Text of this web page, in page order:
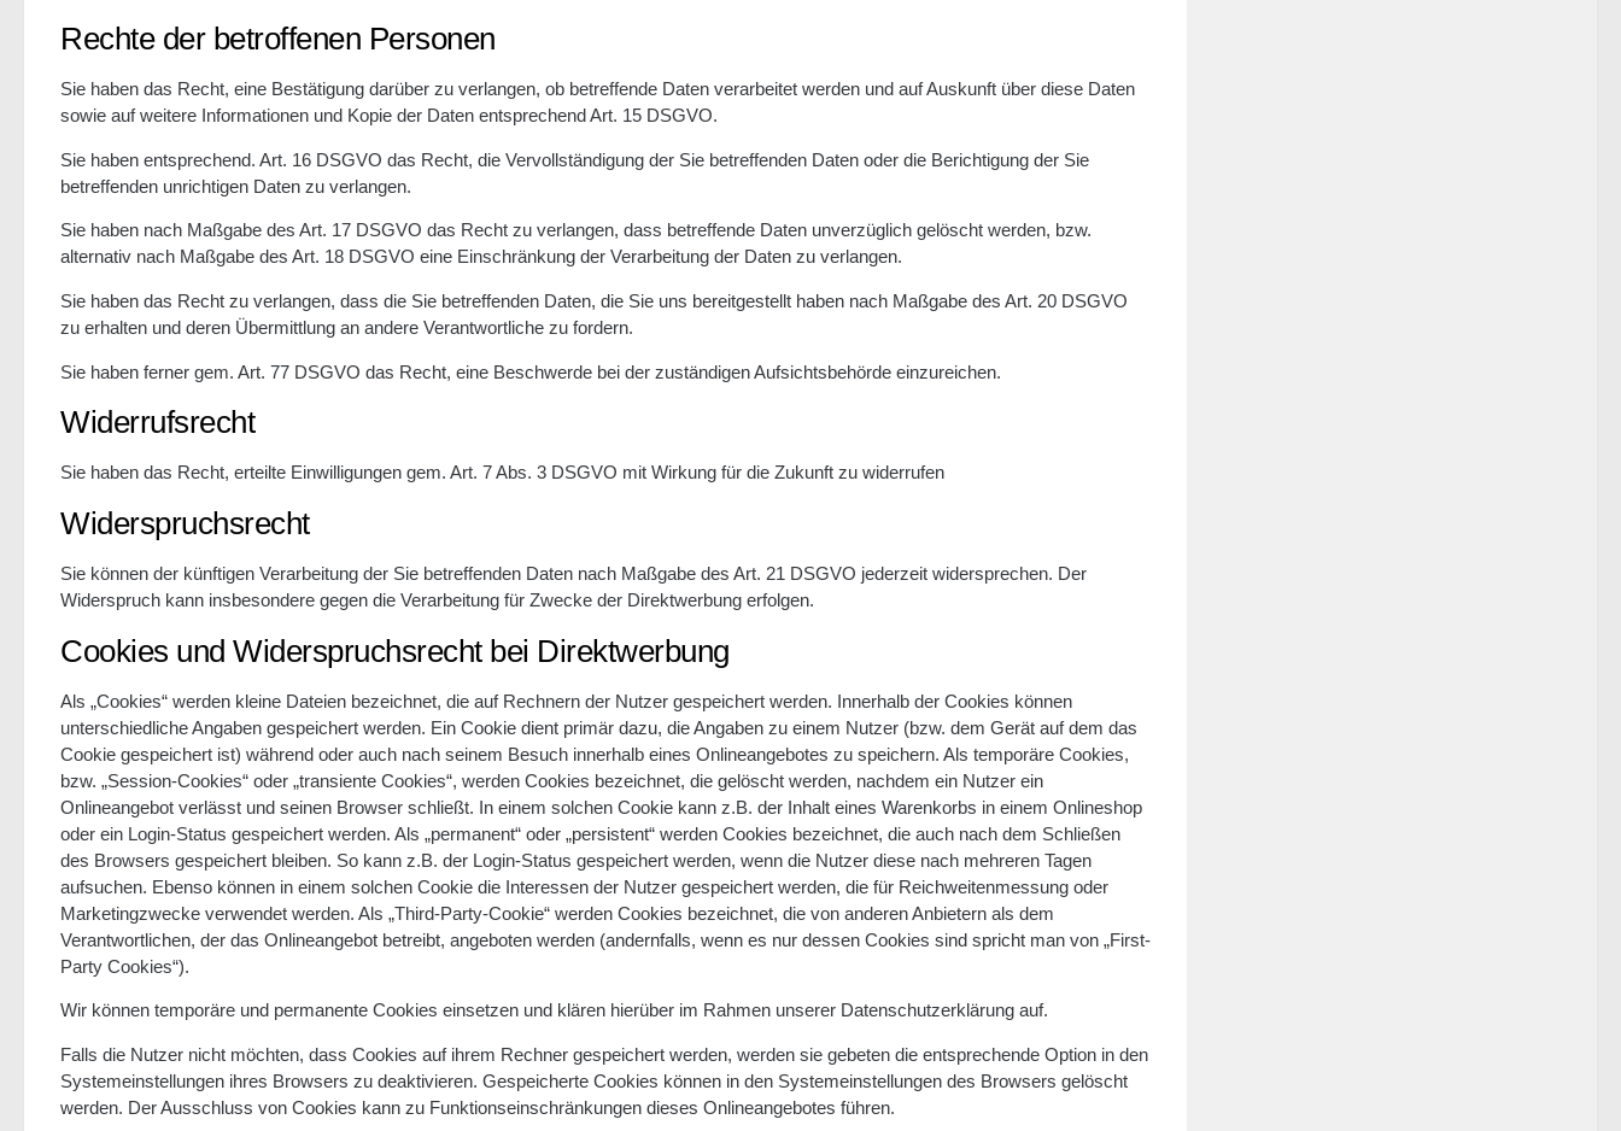
Rechte der betroffenen Personen
Sie haben das Recht, eine Bestätigung darüber zu verlangen, ob betreffende Daten verarbeitet werden und auf Auskunft über diese Daten
sowie auf weitere Informationen und Kopie der Daten entsprechend Art. 15 DSGVO.
Sie haben entsprechend. Art. 16 DSGVO das Recht, die Vervollständigung der Sie betreffenden Daten oder die Berichtigung der Sie
betreffenden unrichtigen Daten zu verlangen.
Sie haben nach Maßgabe des Art. 17 DSGVO das Recht zu verlangen, dass betreffende Daten unverzüglich gelöscht werden, bzw.
alternativ nach Maßgabe des Art. 18 DSGVO eine Einschränkung der Verarbeitung der Daten zu verlangen.
Sie haben das Recht zu verlangen, dass die Sie betreffenden Daten, die Sie uns bereitgestellt haben nach Maßgabe des Art. 20 DSGVO
zu erhalten und deren Übermittlung an andere Verantwortliche zu fordern.
Sie haben ferner gem. Art. 77 DSGVO das Recht, eine Beschwerde bei der zuständigen Aufsichtsbehörde einzureichen.
Widerrufsrecht
Sie haben das Recht, erteilte Einwilligungen gem. Art. 7 Abs. 3 DSGVO mit Wirkung für die Zukunft zu widerrufen
Widerspruchsrecht
Sie können der künftigen Verarbeitung der Sie betreffenden Daten nach Maßgabe des Art. 21 DSGVO jederzeit widersprechen. Der
Widerspruch kann insbesondere gegen die Verarbeitung für Zwecke der Direktwerbung erfolgen.
Cookies und Widerspruchsrecht bei Direktwerbung
Als „Cookies“ werden kleine Dateien bezeichnet, die auf Rechnern der Nutzer gespeichert werden. Innerhalb der Cookies können
unterschiedliche Angaben gespeichert werden. Ein Cookie dient primär dazu, die Angaben zu einem Nutzer (bzw. dem Gerät auf dem das
Cookie gespeichert ist) während oder auch nach seinem Besuch innerhalb eines Onlineangebotes zu speichern. Als temporäre Cookies,
bzw. „Session-Cookies“ oder „transiente Cookies“, werden Cookies bezeichnet, die gelöscht werden, nachdem ein Nutzer ein
Onlineangebot verlässt und seinen Browser schließt. In einem solchen Cookie kann z.B. der Inhalt eines Warenkorbs in einem Onlineshop
oder ein Login-Status gespeichert werden. Als „permanent“ oder „persistent“ werden Cookies bezeichnet, die auch nach dem Schließen
des Browsers gespeichert bleiben. So kann z.B. der Login-Status gespeichert werden, wenn die Nutzer diese nach mehreren Tagen
aufsuchen. Ebenso können in einem solchen Cookie die Interessen der Nutzer gespeichert werden, die für Reichweitenmessung oder
Marketingzwecke verwendet werden. Als „Third-Party-Cookie“ werden Cookies bezeichnet, die von anderen Anbietern als dem
Verantwortlichen, der das Onlineangebot betreibt, angeboten werden (andernfalls, wenn es nur dessen Cookies sind spricht man von „First-
Party Cookies“).
Wir können temporäre und permanente Cookies einsetzen und klären hierüber im Rahmen unserer Datenschutzerklärung auf.
Falls die Nutzer nicht möchten, dass Cookies auf ihrem Rechner gespeichert werden, werden sie gebeten die entsprechende Option in den
Systemeinstellungen ihres Browsers zu deaktivieren. Gespeicherte Cookies können in den Systemeinstellungen des Browsers gelöscht
werden. Der Ausschluss von Cookies kann zu Funktionseinschränkungen dieses Onlineangebotes führen.